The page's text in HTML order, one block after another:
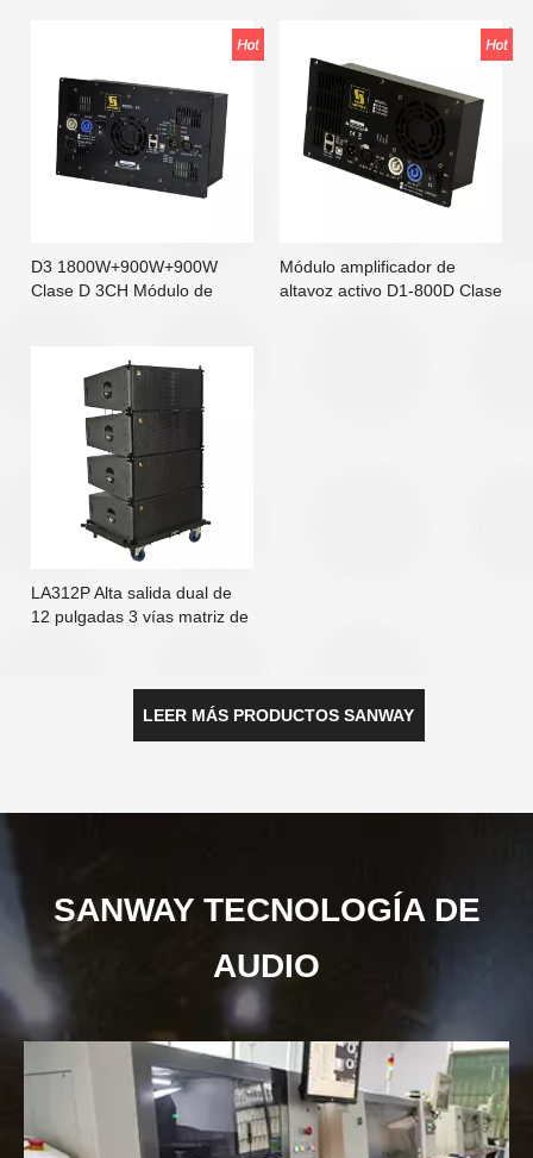
D3 1800W+900W+900W
Clase D 3CH Módulo de
Módulo amplificador de
altavoz activo D1-800D Clase
LA312P Alta salida dual de
12 pulgadas 3 vías matriz de
LEER MÁS PRODUCTOS SANWAY
SANWAY TECNOLOGÍA DE
AUDIO